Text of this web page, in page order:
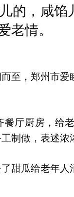
的，咸
老情。
至，郑州市
厅厨房，给
制做，表述浓
甜瓜给老年